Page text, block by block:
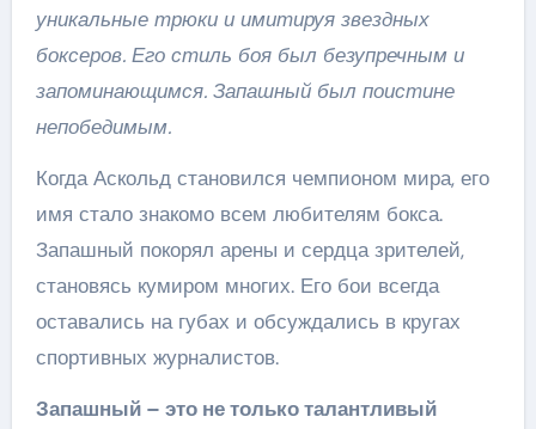
уникальные трюки и имитируя звездных
боксеров. Его стиль боя был безупречным и
запоминающимся. Запашный был поистине
непобедимым.
Когда Аскольд становился чемпионом мира, его
имя стало знакомо всем любителям бокса.
Запашный покорял арены и сердца зрителей,
становясь кумиром многих. Его бои всегда
оставались на губах и обсуждались в кругах
спортивных журналистов.
Запашный – это не только талантливый